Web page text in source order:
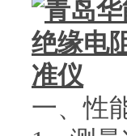
一、性